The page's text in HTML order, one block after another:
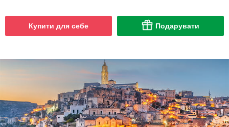
Купити для себе Подарувати